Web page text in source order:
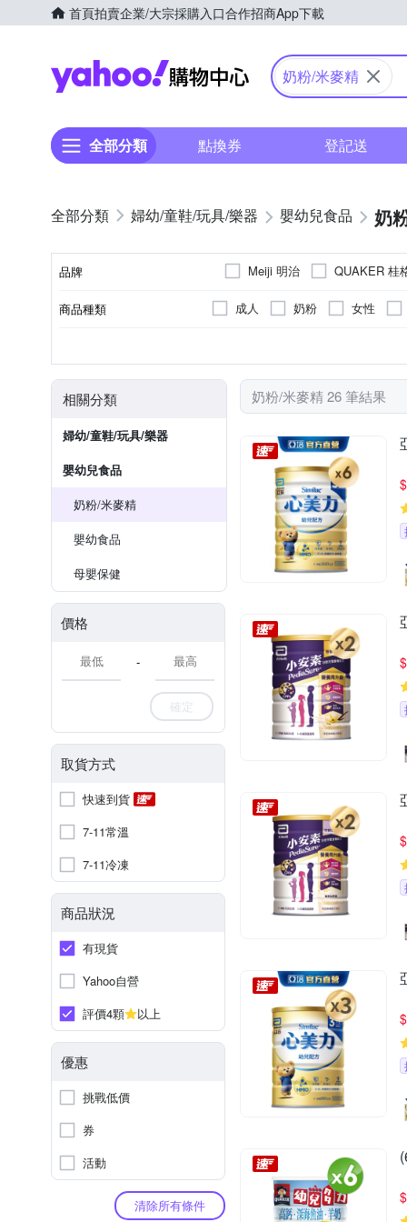
首頁拍賣企業/大宗採購入口合作招商App下載
Yahoo購物中心
奶粉/米麥精
全部分類 點換券 登記送
婦幼/童鞋/玩具/樂器 嬰幼兒食品 奶
品牌 Meiji 明治 QUAKER 桂
商品種類 成人 奶粉 女性
相關分類
婦幼/童鞋/玩具/樂器
嬰幼兒食品
奶粉/米麥精
嬰幼食品
母嬰保健
價格
-
確定
取貨方式
快速到貨
7-11常溫
7-11冷凍
商品狀況
有現貨
Yahoo自營
評價4顆
以上
優惠
挑戰低價
券
活動
清除所有條件
奶粉/米麥精 26 筆結果
$
$
$
$
$